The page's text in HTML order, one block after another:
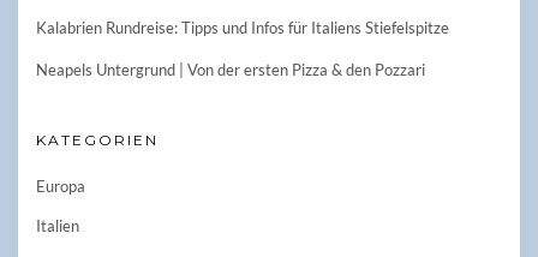
Kalabrien Rundreise: Tipps und Infos für Italiens Stiefelspitze
Neapels Untergrund | Von der ersten Pizza & den Pozzari
KATEGORIEN
Europa
Italien